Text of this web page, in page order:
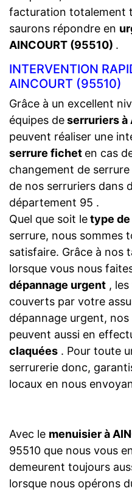
facturation totalement
saurons répondre en
AINCOURT (95510) .
INTERVENTION
AINCOURT (95510)
Grâce à un excellent
équipes deserruriers à
peuvent réaliser une
serrure fichet en cas
changement de
de nos serruriers dans
département 95 .
Quel que soit letype
serrure, nous sommes
satisfaire. Grâce à nos
lorsque vous nous
dépannage urgent ,
couverts par votre
dépannage urgent,
peuvent aussi en
claquées . Pour toute
serrurerie donc,
locaux en nous
Avec le menuisier à
95510 que nous vous
demeurent toujours
lorsque nous opérons